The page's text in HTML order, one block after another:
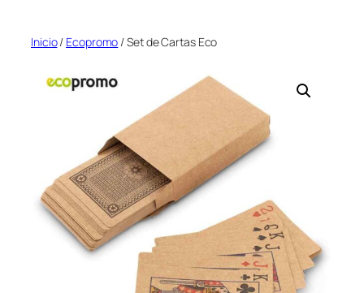
Inicio/ Ecopromo / Set de Cartas Eco